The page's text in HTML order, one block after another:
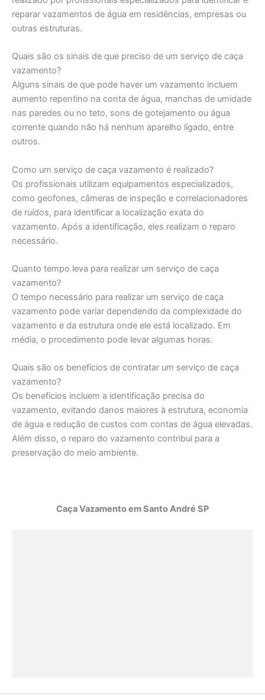
reparar vazamentos de água em residências, empresas ou
outras estruturas.
Quais são os sinais de que preciso de um serviço de caça
vazamento?
Alguns sinais de que pode haver um vazamento incluem
aumento repentino na conta de água, manchas de umidade
nas paredes ou no teto, sons de gotejamento ou água
corrente quando não há nenhum aparelho ligado, entre
outros.
Como um serviço de caça vazamento é realizado?
Os profissionais utilizam equipamentos especializados,
como geofones, câmeras de inspeção e correlacionadores
de ruídos, para identificar a localização exata do
vazamento. Após a identificação, eles realizam o reparo
necessário.
Quanto tempo leva para realizar um serviço de caça
vazamento?
O tempo necessário para realizar um serviço de caça
vazamento pode variar dependendo da complexidade do
vazamento e da estrutura onde ele está localizado. Em
média, o procedimento pode levar algumas horas.
Quais são os benefícios de contratar um serviço de caça
vazamento?
Os benefícios incluem a identificação precisa do
vazamento, evitando danos maiores à estrutura, economia
de água e redução de custos com contas de água elevadas.
Além disso, o reparo do vazamento contribui para a
preservação do meio ambiente.
Caça Vazamento em Santo André SP